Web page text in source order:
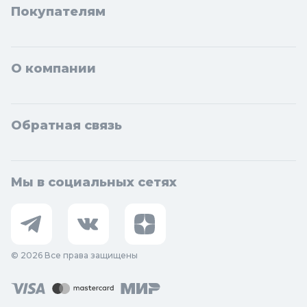
Покупателям
О компании
Обратная связь
Мы в социальных сетях
© 2026 Все права защищены